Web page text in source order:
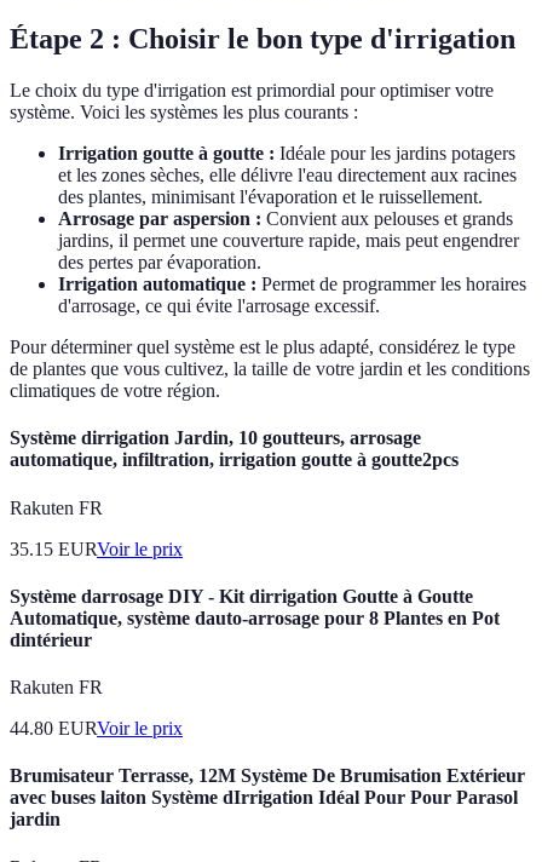
Étape 2 : Choisir le bon type d'irrigation
Le choix du type d'irrigation est primordial pour optimiser votre
système. Voici les systèmes les plus courants :
Irrigation goutte à goutte : Idéale pour les jardins potagers
et les zones sèches, elle délivre l'eau directement aux racines
des plantes, minimisant l'évaporation et le ruissellement.
Arrosage par aspersion : Convient aux pelouses et grands
jardins, il permet une couverture rapide, mais peut engendrer
des pertes par évaporation.
Irrigation automatique : Permet de programmer les horaires
d'arrosage, ce qui évite l'arrosage excessif.
Pour déterminer quel système est le plus adapté, considérez le type
de plantes que vous cultivez, la taille de votre jardin et les conditions
climatiques de votre région.
Système dirrigation Jardin, 10 goutteurs, arrosage
automatique, infiltration, irrigation goutte à goutte2pcs
Rakuten FR
35.15 EURVoir le prix
Système darrosage DIY - Kit dirrigation Goutte à Goutte
Automatique, système dauto-arrosage pour 8 Plantes en Pot
dintérieur
Rakuten FR
44.80 EURVoir le prix
Brumisateur Terrasse, 12M Système De Brumisation Extérieur
avec buses laiton Système dIrrigation Idéal Pour Pour Parasol
jardin